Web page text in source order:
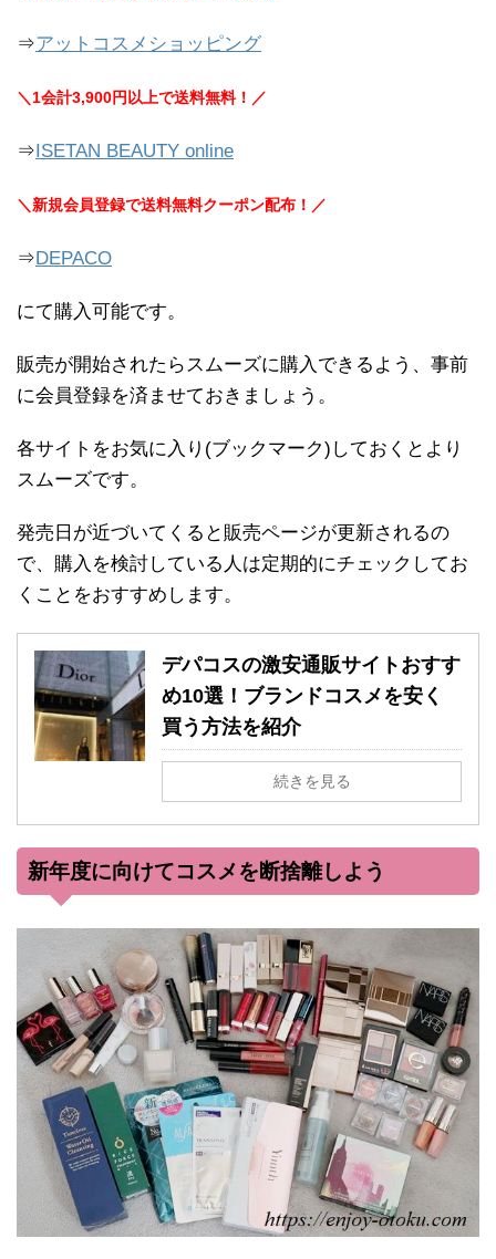
⇒アットコスメショッピング
＼1会計3,900円以上で送料無料！／
⇒ISETAN BEAUTY online
＼新規会員登録で送料無料クーポン配布！／
⇒DEPACO
にて購入可能です。
販売が開始されたらスムーズに購入できるよう、事前
に会員登録を済ませておきましょう。
各サイトをお気に入り(ブックマーク)しておくとより
スムーズです。
発売日が近づいてくると販売ページが更新されるの
で、購入を検討している人は定期的にチェックしてお
くことをおすすめします。
デパコスの激安通販サイトおすす
め10選！ブランドコスメを安く
買う方法を紹介
続きを見る
新年度に向けてコスメを断捨離しよう